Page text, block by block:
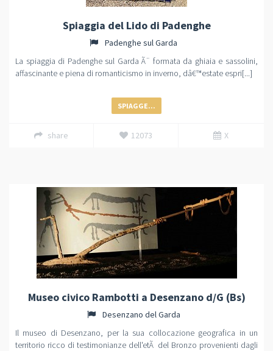
Spiaggia del Lido di Padenghe
Padenghe sul Garda
La spiaggia di Padenghe sul Garda Ã¨ formata da ghiaia e sassolini,
affascinante e piena di romanticismo in inverno, dâ€™estate espri[...]
SPIAGGE...
share 12073 X
Museo civico Rambotti a Desenzano d/G (Bs)
Desenzano del Garda
Il museo di Desenzano, per la sua collocazione geografica in un
territorio ricco di testimonianze dell'etÃ del Bronzo provenienti dagli